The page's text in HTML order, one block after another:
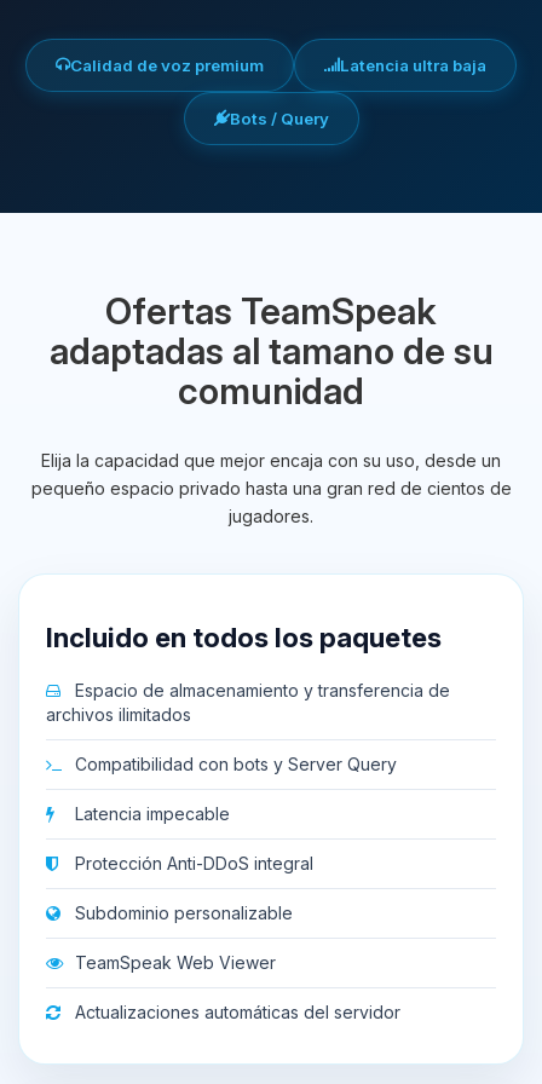
Calidad de voz premium Latencia ultra baja
Bots / Query
Ofertas TeamSpeak
adaptadas al tamano de su
comunidad
Elija la capacidad que mejor encaja con su uso, desde un
pequeño espacio privado hasta una gran red de cientos de
jugadores.
Incluido en todos los paquetes
Espacio de almacenamiento y transferencia de
archivos ilimitados
Compatibilidad con bots y Server Query
Latencia impecable
Protección Anti-DDoS integral
Subdominio personalizable
TeamSpeak Web Viewer
Actualizaciones automáticas del servidor